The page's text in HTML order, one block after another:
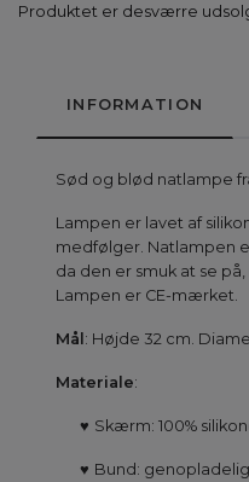
Produktet er desværre
INFORMATION
Sød og blød natlampe
Lampen er lavet af
medfølger. Natlampen
da den er smuk at se
Lampen er CE-mærket.
Mål: Højde 32 cm.
Materiale:
♥ Skærm: 100%
♥ Bund: